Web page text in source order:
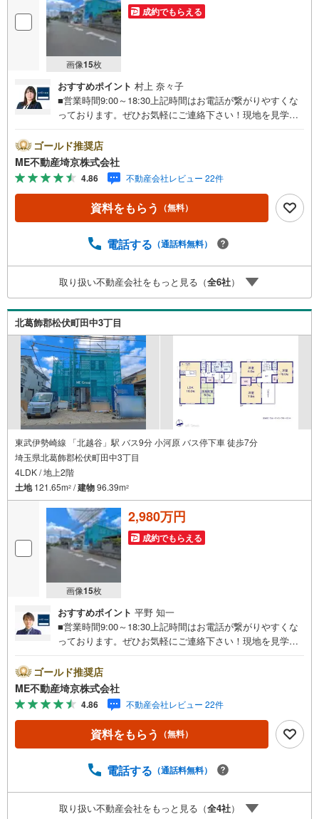
画像15枚
成約でもらえる
おすすめポイント 村上 奈々子
■営業時間9:00～18:30上記時間はお電話が繋がりやすくな
っております。ぜひお気軽にご連絡下さい！現地を見学さ
ご希望の日時をご記入いただけますとスムーズにご案内が
可能です。■ご来店特典1.ご見学、ご来店後にアンケート記
入でもれなく3、000円のQUOカードプレゼント（1組様1回
限り後日郵送）2.未公開の物件情報をご紹介3.不動産ご購
入、ご売却、太陽光発電システムご検討中のお客様、ご紹
介でもれなくQUOカード3、000円分プレゼント更にご紹介
円のご紹介料をお支払いさせて頂きます！詳しくはスタッ
マイカーでも安心！2.チャイルドスペース、授乳室、ベビ
ーベッド完備3.他にもファミリーに優しい『あったら良い
な』がここにある！ミルク用浄水サーバー、紙おむつ、ア
メニティ、大型個室2部屋、各ブースモニター等
ゴールド推奨店
ME不動産埼京株式会社
4.86 不動産会社レビュー 22件
資料をもらう （無料）
電話する （通話料無料）
取り扱い不動産会社をもっと見る（全6社）
北葛飾郡松伏町田中3丁目
東武伊勢崎線 「北越谷」駅 バス9分 小河原 バス停下車 徒歩7分
埼玉県北葛飾郡松伏町田中3丁目
4LDK / 地上2階
土地121.65m2 /建物96.39m2
画像15枚
2,980万円
成約でもらえる
おすすめポイント 平野 知一
■営業時間9:00～18:30上記時間はお電話が繋がりやすくな
っております。ぜひお気軽にご連絡下さい！現地を見学さ
ご希望の日時をご記入いただけますとスムーズにご案内が
可能です。■ご来店特典1.ご見学、ご来店後にアンケート記
入でもれなく3、000円のQUOカードプレゼント（1組様1回
限り後日郵送）2.未公開の物件情報をご紹介3.不動産ご購
入、ご売却、太陽光発電システムご検討中のお客様、ご紹
介でもれなくQUOカード3、000円分プレゼント更にご紹介
円のご紹介料をお支払いさせて頂きます！詳しくはスタッ
マイカーでも安心！2.チャイルドスペース、授乳室、ベビ
ーベッド完備3.他にもファミリーに優しい『あったら良い
ゴールド推奨店
ME不動産埼京株式会社
4.86 不動産会社レビュー 22件
資料をもらう （無料）
電話する （通話料無料）
取り扱い不動産会社をもっと見る（全4社）